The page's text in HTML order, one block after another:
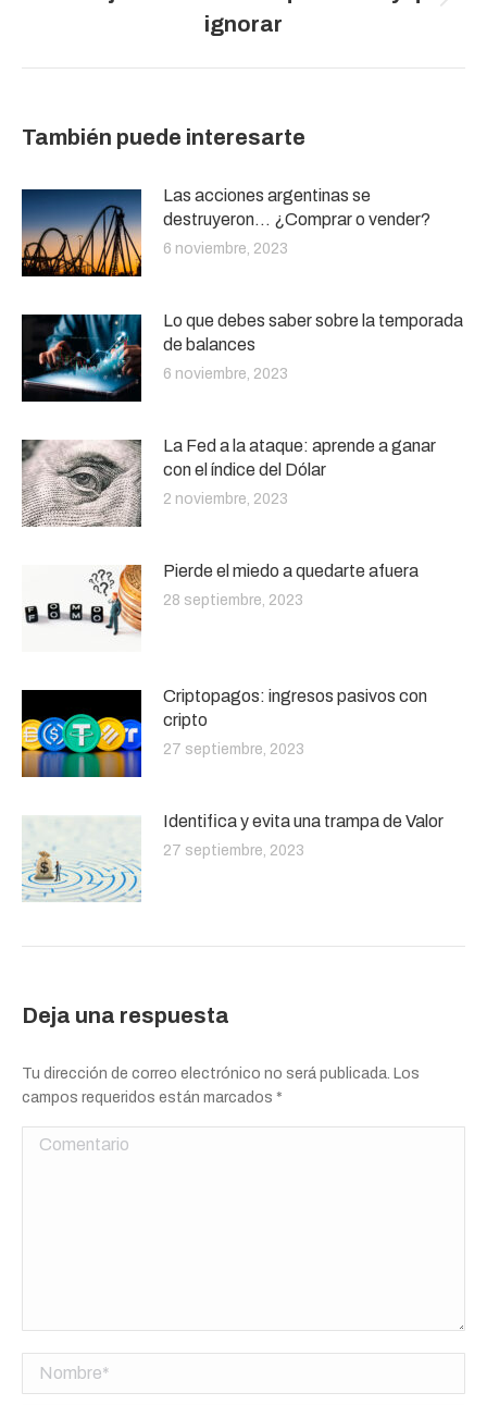
siguiente:
ignorar
También puede interesarte
Las acciones argentinas se
destruyeron… ¿Comprar o vender?
6 noviembre, 2023
Lo que debes saber sobre la temporada
de balances
6 noviembre, 2023
La Fed a la ataque: aprende a ganar
con el índice del Dólar
2 noviembre, 2023
Pierde el miedo a quedarte afuera
28 septiembre, 2023
Criptopagos: ingresos pasivos con
cripto
27 septiembre, 2023
Identifica y evita una trampa de Valor
27 septiembre, 2023
Deja una respuesta
Tu dirección de correo electrónico no será publicada. Los
campos requeridos están marcados *
Comentario
Nombre *